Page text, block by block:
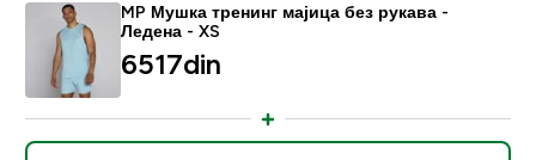
MP Мушка тренинг мајица без рукава -
Ледена - XS
6517din‎